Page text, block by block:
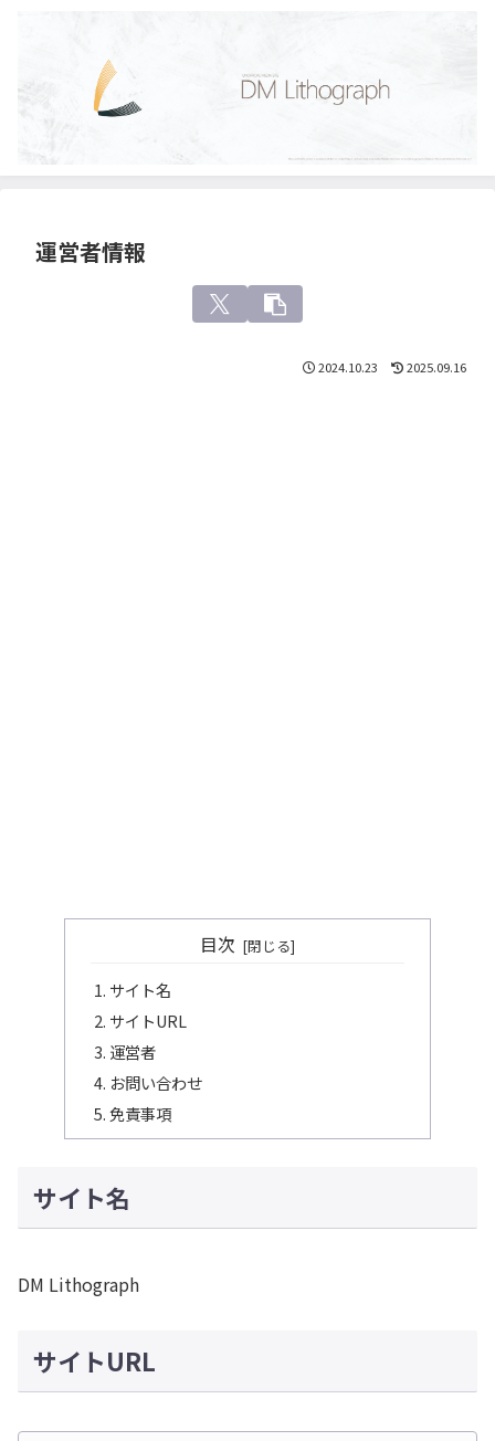
運営者情報
2024.10.23 2025.09.16
目次
サイト名
サイトURL
運営者
お問い合わせ
免責事項
サイト名
DM Lithograph
サイトURL